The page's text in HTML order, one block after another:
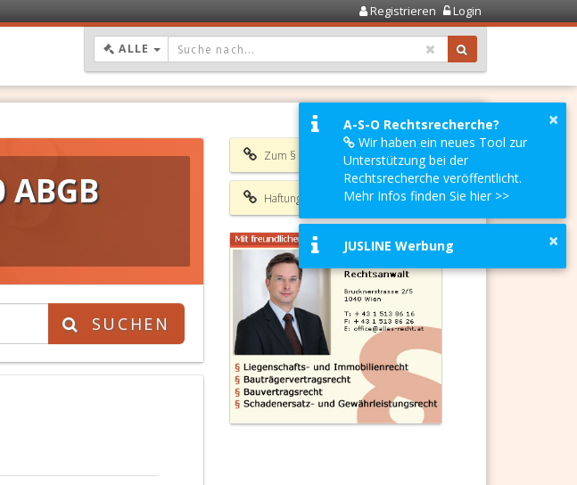
Registrieren Login
ALLE DROPDOWN: GEWÄHLTER WERT IST ALLE
SUCHEN
Zum § 760 ABGB
Haftungsausschluss
×
A-S-O Rechtsrecherche?
Wir haben ein neues Tool zur
Unterstützung bei der
Rechtsrecherche veröffentlicht.
Mehr Infos finden Sie hier >>
×
JUSLINE Werbung